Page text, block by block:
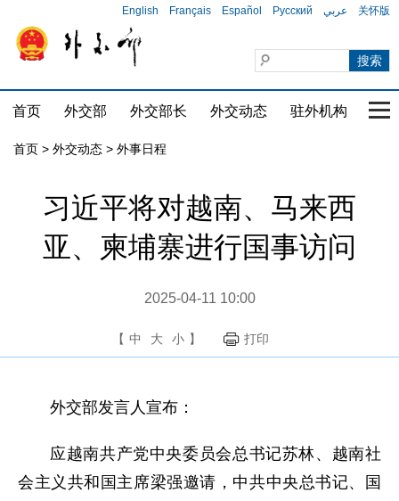
English Français Español Русский عربي 关怀版
首页 外交部 外交部长 外交动态 驻外机构 国
首页 > 外交动态 > 外事日程
习近平将对越南、马来西
亚、柬埔寨进行国事访问
2025-04-11 10:00
【 中 大 小 】 打印
外交部发言人宣布：
应越南共产党中央委员会总书记苏林、越南社
会主义共和国主席梁强邀请，中共中央总书记、国